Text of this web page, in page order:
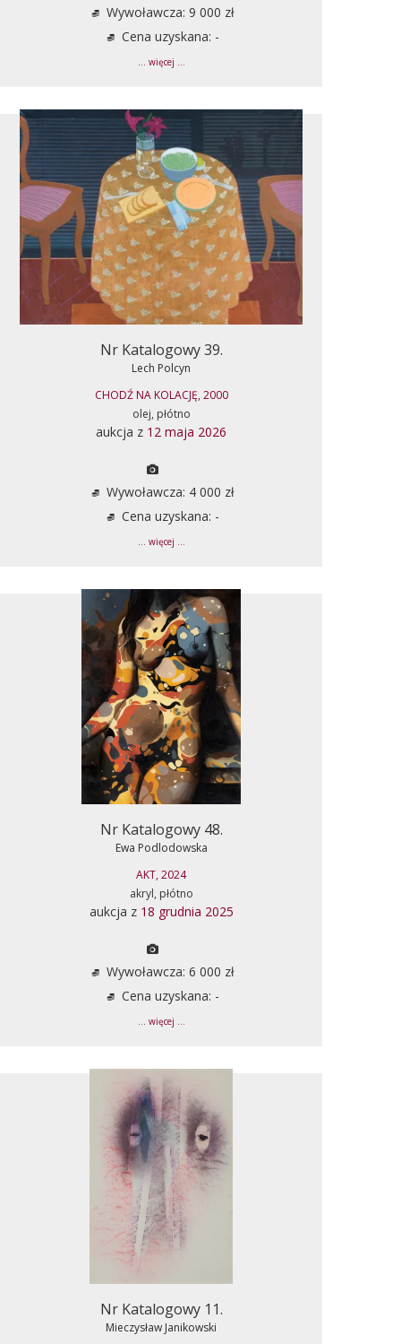
Wywoławcza: 9 000 zł
Cena uzyskana: -
... więcej ...
Nr Katalogowy 39.
Lech Polcyn
CHODŹ NA KOLACJĘ, 2000
olej, płótno
aukcja z 12 maja 2026
Wywoławcza: 4 000 zł
Cena uzyskana: -
... więcej ...
Nr Katalogowy 48.
Ewa Podlodowska
AKT, 2024
akryl, płótno
aukcja z 18 grudnia 2025
Wywoławcza: 6 000 zł
Cena uzyskana: -
... więcej ...
Nr Katalogowy 11.
Mieczysław Janikowski